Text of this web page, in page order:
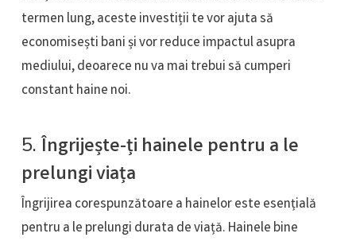
termen lung, aceste investiții te vor ajuta să
economisești bani și vor reduce impactul asupra
mediului, deoarece nu va mai trebui să cumperi
constant haine noi.
5. Îngrijește-ți hainele pentru a le
prelungi viața
Îngrijirea corespunzătoare a hainelor este esențială
pentru a le prelungi durata de viață. Hainele bine